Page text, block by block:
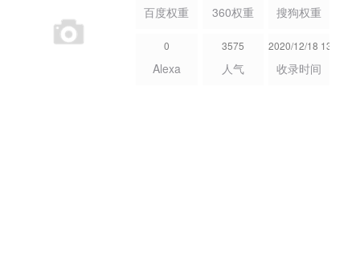
百度权重 360权重 搜狗权重
0
Alexa
3575
人气
2020/12/18 13:36:55
收录时间